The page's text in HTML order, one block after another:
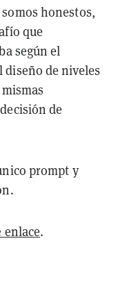
honestos,
que
según el
diseño de niveles
de
prompt y
enlace.